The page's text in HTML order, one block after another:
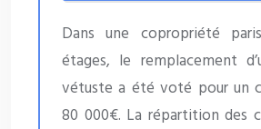
Dans une copropriété
étages, le remplacement
vétuste a été voté pour un
80 000€. La répartition des